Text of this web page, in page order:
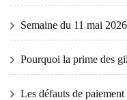
Semaine du 11 mai 2026
Pourquoi la prime des
Les défauts de